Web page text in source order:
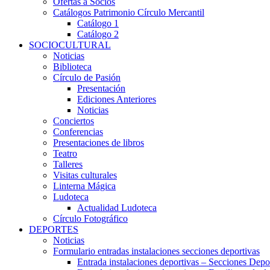
Catálogos Patrimonio Círculo Mercantil
Catálogo 1
Catálogo 2
SOCIOCULTURAL
Noticias
Biblioteca
Círculo de Pasión
Presentación
Ediciones Anteriores
Noticias
Conciertos
Conferencias
Presentaciones de libros
Teatro
Talleres
Visitas culturales
Linterna Mágica
Ludoteca
Actualidad Ludoteca
Círculo Fotográfico
DEPORTES
Noticias
Formulario entradas instalaciones secciones deportivas
Entrada instalaciones deportivas – Secciones